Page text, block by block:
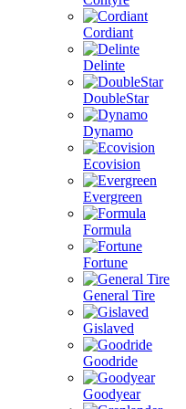
Cordiant
Delinte
DoubleStar
Dynamo
Ecovision
Evergreen
Formula
Fortune
General Tire
Gislaved
Goodride
Goodyear